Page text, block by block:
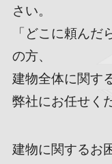
さい。
「どこに頼ん
の方、
建物全体に関す
弊社にお任せく
建物に関するお